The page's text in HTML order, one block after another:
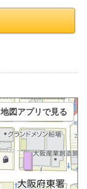
地図アプリで見る